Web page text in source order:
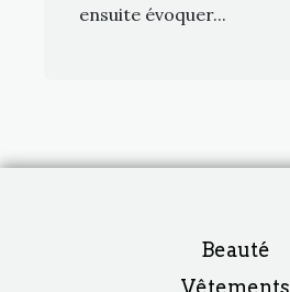
ensuite évoquer...
Beauté
Vêtements